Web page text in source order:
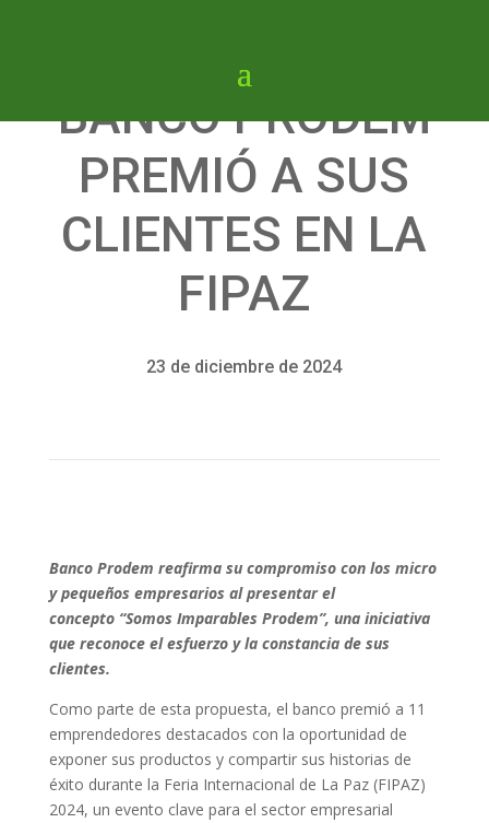
BANCO PRODEM
PREMIÓ A SUS
CLIENTES EN LA
FIPAZ
23 de diciembre de 2024
Banco Prodem reafirma su compromiso con los micro
y pequeños empresarios al presentar el
concepto “Somos Imparables Prodem”, una iniciativa
que reconoce el esfuerzo y la constancia de sus
clientes.
Como parte de esta propuesta, el banco premió a 11
emprendedores destacados con la oportunidad de
exponer sus productos y compartir sus historias de
éxito durante la Feria Internacional de La Paz (FIPAZ)
2024, un evento clave para el sector empresarial